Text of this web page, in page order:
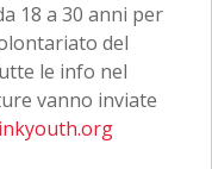
18 a 30 anni per
del
le info nel
vanno inviate